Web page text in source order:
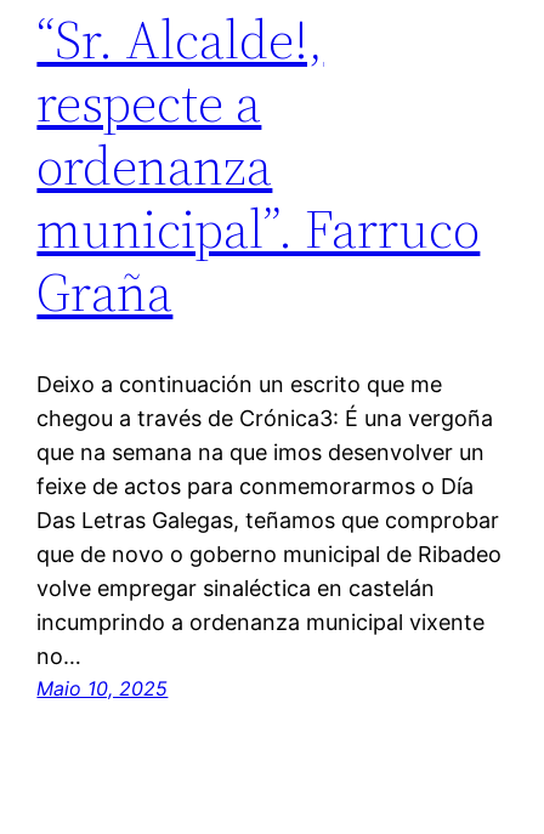
“Sr. Alcalde!,
respecte a
ordenanza
municipal”. Farruco
Graña
Deixo a continuación un escrito que me
chegou a través de Crónica3: É una vergoña
que na semana na que imos desenvolver un
feixe de actos para conmemorarmos o Día
Das Letras Galegas, teñamos que comprobar
que de novo o goberno municipal de Ribadeo
volve empregar sinaléctica en castelán
incumprindo a ordenanza municipal vixente
no…
Maio 10, 2025